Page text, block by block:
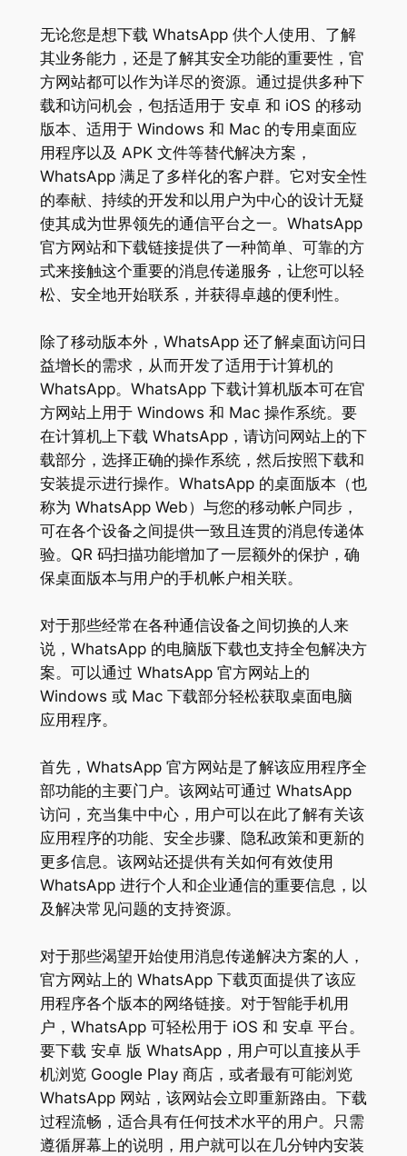
无论您是想下载 WhatsApp 供个人使用、了解
其业务能力，还是了解其安全功能的重要性，官
方网站都可以作为详尽的资源。通过提供多种下
载和访问机会，包括适用于 安卓 和 iOS 的移动
版本、适用于 Windows 和 Mac 的专用桌面应
用程序以及 APK 文件等替代解决方案，
WhatsApp 满足了多样化的客户群。它对安全性
的奉献、持续的开发和以用户为中心的设计无疑
使其成为世界领先的通信平台之一。WhatsApp
官方网站和下载链接提供了一种简单、可靠的方
式来接触这个重要的消息传递服务，让您可以轻
松、安全地开始联系，并获得卓越的便利性。
除了移动版本外，WhatsApp 还了解桌面访问日
益增长的需求，从而开发了适用于计算机的
WhatsApp。WhatsApp 下载计算机版本可在官
方网站上用于 Windows 和 Mac 操作系统。要
在计算机上下载 WhatsApp，请访问网站上的下
载部分，选择正确的操作系统，然后按照下载和
安装提示进行操作。WhatsApp 的桌面版本（也
称为 WhatsApp Web）与您的移动帐户同步，
可在各个设备之间提供一致且连贯的消息传递体
验。QR 码扫描功能增加了一层额外的保护，确
保桌面版本与用户的手机帐户相关联。
对于那些经常在各种通信设备之间切换的人来
说，WhatsApp 的电脑版下载也支持全包解决方
案。可以通过 WhatsApp 官方网站上的
Windows 或 Mac 下载部分轻松获取桌面电脑
应用程序。
首先，WhatsApp 官方网站是了解该应用程序全
部功能的主要门户。该网站可通过 WhatsApp
访问，充当集中中心，用户可以在此了解有关该
应用程序的功能、安全步骤、隐私政策和更新的
更多信息。该网站还提供有关如何有效使用
WhatsApp 进行个人和企业通信的重要信息，以
及解决常见问题的支持资源。
对于那些渴望开始使用消息传递解决方案的人，
官方网站上的 WhatsApp 下载页面提供了该应
用程序各个版本的网络链接。对于智能手机用
户，WhatsApp 可轻松用于 iOS 和 安卓 平台。
要下载 安卓 版 WhatsApp，用户可以直接从手
机浏览 Google Play 商店，或者最有可能浏览
WhatsApp 网站，该网站会立即重新路由。下载
过程流畅，适合具有任何技术水平的用户。只需
遵循屏幕上的说明，用户就可以在几分钟内安装